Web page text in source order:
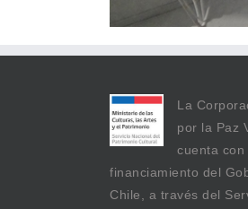
La
por la Paz
cuenta con
financiamiento del
Chile, a través del